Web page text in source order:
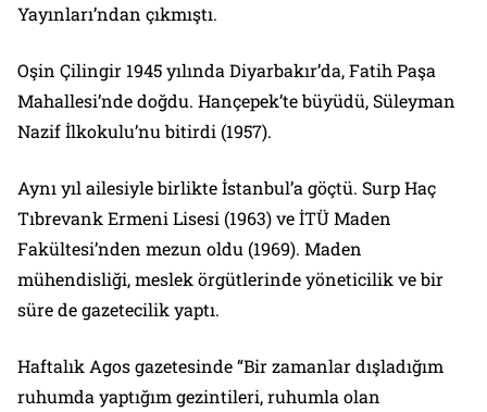
Yayınları’ndan çıkmıştı.
Oşin Çilingir 1945 yılında Diyarbakır’da, Fatih Paşa
Mahallesi’nde doğdu. Hançepek’te büyüdü, Süleyman
Nazif İlkokulu’nu bitirdi (1957).
Aynı yıl ailesiyle birlikte İstanbul’a göçtü. Surp Haç
Tıbrevank Ermeni Lisesi (1963) ve İTÜ Maden
Fakültesi’nden mezun oldu (1969). Maden
mühendisliği, meslek örgütlerinde yöneticilik ve bir
süre de gazetecilik yaptı.
Haftalık Agos gazetesinde “Bir zamanlar dışladığım
ruhumda yaptığım gezintileri, ruhumla olan